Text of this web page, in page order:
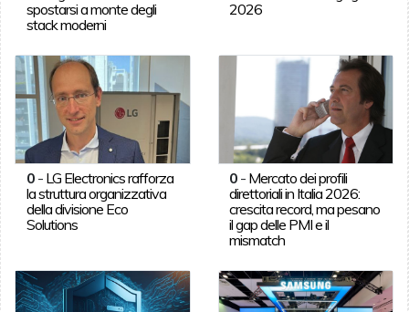
spostarsi a monte degli
stack moderni
2026
0- LG Electronics rafforza
la struttura organizzativa
della divisione Eco
Solutions
0 - Mercato dei profili
direttoriali in Italia 2026:
crescita record, ma pesano
il gap delle PMI e il
mismatch